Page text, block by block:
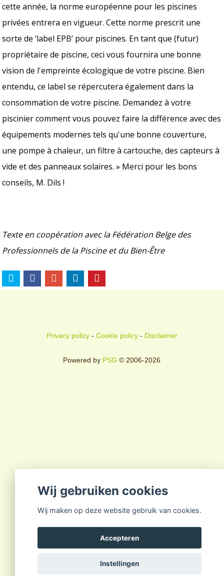
cette année, la norme européenne pour les piscines
privées entrera en vigueur. Cette norme prescrit une
sorte de ‘label EPB’ pour piscines. En tant que (futur)
propriétaire de piscine, ceci vous fournira une bonne
vision de l'empreinte écologique de votre piscine. Bien
entendu, ce label se répercutera également dans la
consommation de votre piscine. Demandez à votre
piscinier comment vous pouvez faire la différence avec des
équipements modernes tels qu'une bonne couverture,
une pompe à chaleur, un filtre à cartouche, des capteurs à
vide et des panneaux solaires. » Merci pour les bons
conseils, M. Dils !
Texte en coopération avec la Fédération Belge des
Professionnels de la Piscine et du Bien-Être
Privacy policy- Cookie policy- Disclaimer
Powered by PSG © 2006-2026
Wij gebruiken cookies
Wij maken op deze website gebruik van cookies.
Accepteren
Instellingen